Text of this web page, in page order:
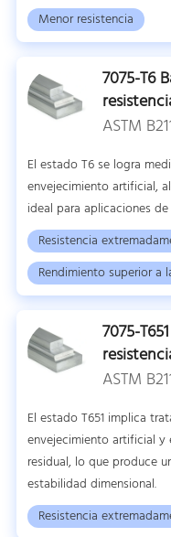
Menor resistencia
7075-T6
ASTM
El estado T6 se logra
envejecimiento artificial,
ideal para aplicaciones
Resistencia
Rendimiento superior a
7075-
ASTM
El estado T651 implica
envejecimiento artificial y
residual, lo que produce
estabilidad dimensional.
Resistencia